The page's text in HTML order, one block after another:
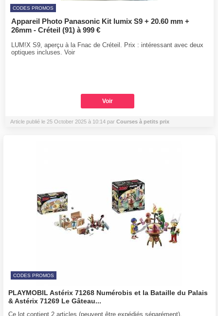
CODES PROMOS
Appareil Photo Panasonic Kit lumix S9 + 20.60 mm +
26mm - Créteil (91) à 999 €
LUM!X S9, aperçu à la Fnac de Créteil. Prix : intéressant avec deux
optiques incluses. Voir
Voir
Article publié le 25 October 2025 à 10:14 par Courses à petits prix
CODES PROMOS
PLAYMOBIL Astérix 71268 Numérobis et la Bataille du Palais
& Astérix 71269 Le Gâteau...
Ce lot contient 2 articles (peuvent être expédiés séparément).